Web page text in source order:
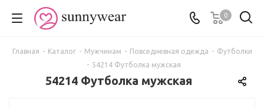
0
Главная - Каталог - Мужчинам - Повседневная одежда - Футболки
- 54214 Футболка мужская
54214 Футболка мужская